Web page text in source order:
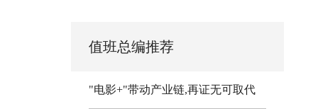
值班总编推荐
"电影+"带动产业链,再证无可取代